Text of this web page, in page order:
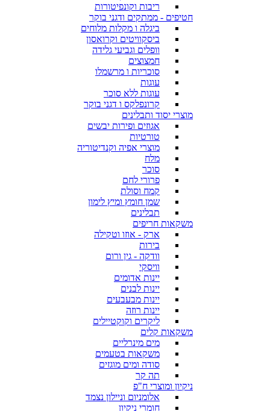
ריבות וקונפיטורות
חטיפים - ממתקים ודגני בוקר
ביגלה ו מקלות מלוחים
ביסקוויטים וקרואסון
וופלים וגביעי גלידה
חמצוצים
סוכריות ו מרשמלו
עוגות
עוגות ללא סוכר
קרונפלקס ו דגני בוקר
מוצרי יסוד ותבלינים
אגוזים ופירות יבשים
טורטיות
מוצרי אפיה וקנדיטוריה
מלח
סוכר
פרורי לחם
קמח וסולת
שמן חומץ ומיץ לימון
תבלינים
משקאות חריפים
ארק - אוזו וטקילה
בירות
וודקה - גין ורום
וויסקי
יינות אדומים
יינות לבנים
יינות מבעבעים
יינות רוזה
ליקרים וקוקטיילים
משקאות קלים
מים מינרליים
משקאות בטעמים
סודה ומים מוגזים
תה קר
ניקיון ומוצרי ח"פ
אלומניום וניילון נצמד
חומרי ניקיון